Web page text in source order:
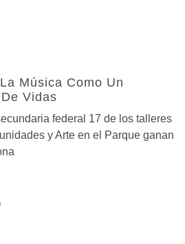
Música Como Un
Vidas
federal 17 de los talleres
y Arte en el Parque ganan